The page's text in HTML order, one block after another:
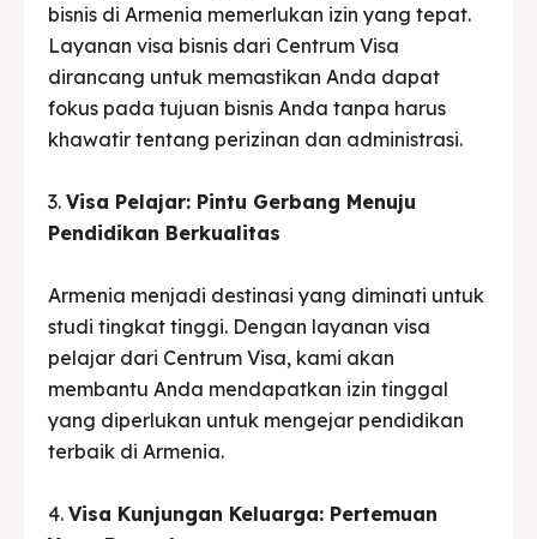
bisnis di Armenia memerlukan izin yang tepat.
Layanan visa bisnis dari Centrum Visa
dirancang untuk memastikan Anda dapat
fokus pada tujuan bisnis Anda tanpa harus
khawatir tentang perizinan dan administrasi.
3. Visa Pelajar: Pintu Gerbang Menuju
Pendidikan Berkualitas
Armenia menjadi destinasi yang diminati untuk
studi tingkat tinggi. Dengan layanan visa
pelajar dari Centrum Visa, kami akan
membantu Anda mendapatkan izin tinggal
yang diperlukan untuk mengejar pendidikan
terbaik di Armenia.
4. Visa Kunjungan Keluarga: Pertemuan